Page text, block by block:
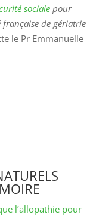
sociale pour
française de gériatrie
le Pr Emmanuelle
l’allopathie pour